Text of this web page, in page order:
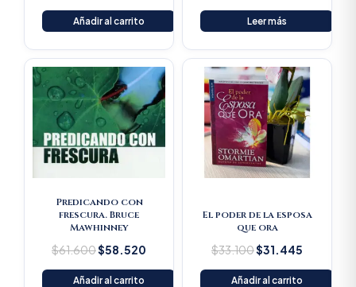
Añadir al carrito Leer más
Predicando con
frescura. Bruce
Mawhinney
$61.600
Original
price
was:
$61.600.
$58.520
Current
price
is:
$58.520.
Añadir al carrito
El poder de la esposa
que ora
$33.100
Original
price
was:
$33.100.
$31.445
Current
price
is:
$31.445.
Añadir al carrito